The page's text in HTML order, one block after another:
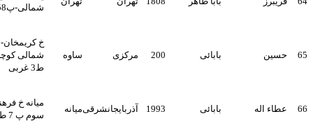
شمالی-پ158-ط2-
بابائی 200 مرکزی ساوه
خ کریمخان- خ ایرانشهر
شمالی کوچه باجول زاده پ 3
بابائی 1993 آذربایجانشرقی میانه
میانه خ فرهنگیان ده متری
سوم پ 7 طقه سوم